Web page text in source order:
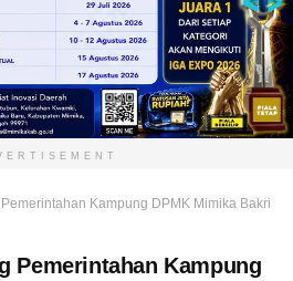
Kampung DPMK Mimika Bakri
Pemerintahan Kampung